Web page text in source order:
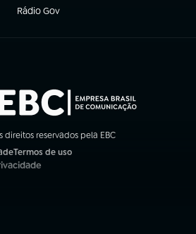
Rádio Gov
(abre em nova aba)
direitos reservados pela EBC
Termos de uso
(abre em nova aba)